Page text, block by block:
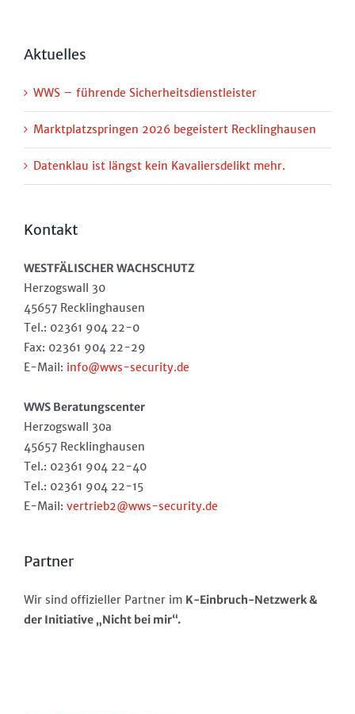
Aktuelles
WWS – führende Sicherheitsdienstleister
Marktplatzspringen 2026 begeistert Recklinghausen
Datenklau ist längst kein Kavaliersdelikt mehr.
Kontakt
WESTFÄLISCHER WACHSCHUTZ
Herzogswall 30
45657 Recklinghausen
Tel.: 02361 904 22-0
Fax: 02361 904 22-29
E-Mail: info@wws-security.de
WWS Beratungscenter
Herzogswall 30a
45657 Recklinghausen
Tel.: 02361 904 22-40
Tel.: 02361 904 22-15
E-Mail: vertrieb2@wws-security.de
Partner
Wir sind offizieller Partner im K-Einbruch-Netzwerk &
der Initiative „Nicht bei mir“.